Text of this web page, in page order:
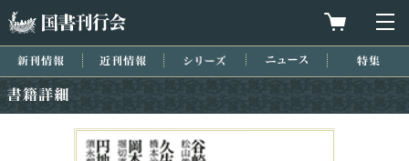
買物カゴを
新刊情報 近刊情報 シリーズ ニュース